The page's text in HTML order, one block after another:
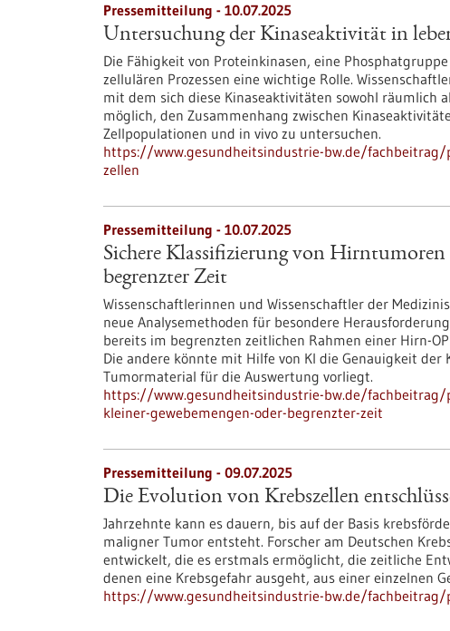
Pressemitteilung - 10.07.2025
Untersuchung der Kinaseaktivität in
Die Fähigkeit von Proteinkinasen, eine
zellulären Prozessen eine wichtige Rolle.
mit dem sich diese Kinaseaktivitäten sowohl räumlich
möglich, den Zusammenhang zwischen
Zellpopulationen und in vivo zu untersuchen.
https://www.gesundheitsindustrie-bw.de/
zellen
Pressemitteilung - 10.07.2025
Sichere Klassifizierung von
begrenzter Zeit
Wissenschaftlerinnen und Wissenschaftler der
neue Analysemethoden für besondere
bereits im begrenzten zeitlichen Rahmen einer Hirn-
Die andere könnte mit Hilfe von KI die Genauigkeit
Tumormaterial für die Auswertung vorliegt.
https://www.gesundheitsindustrie-bw.de/
kleiner-gewebemengen-oder-begrenzter-zeit
Pressemitteilung - 09.07.2025
Die Evolution von Krebszellen
Jahrzehnte kann es dauern, bis auf der Basis
maligner Tumor entsteht. Forscher am Deutschen
entwickelt, die es erstmals ermöglicht, die zeitliche
denen eine Krebsgefahr ausgeht, aus einer einzelnen
https://www.gesundheitsindustrie-bw.de/